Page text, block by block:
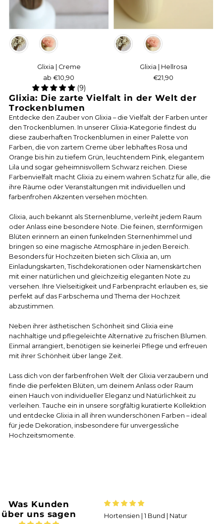
Farbe
Glixia | Creme
ab €10,90
(9)
Farbe
Glixia | Hellrosa
€21,90
Glixia: Die zarte Vielfalt in der Welt der
Trockenblumen
Entdecke den Zauber von Glixia – die Vielfalt der Farben unter
den Trockenblumen. In unserer Glixia-Kategorie findest du
diese zauberhaften Trockenblumen in einer Palette von
Farben, die von zartem Creme über lebhaftes Rosa und
Orange bis hin zu tiefem Grün, leuchtendem Pink, elegantem
Lila und sogar geheimnisvollem Schwarz reichen. Diese
Farbenvielfalt macht Glixia zu einem wahren Schatz für alle, die
ihre Räume oder Veranstaltungen mit individuellen und
farbenfrohen Akzenten versehen möchten.
Glixia, auch bekannt als Sternenblume, verleiht jedem Raum
oder Anlass eine besondere Note. Die feinen, sternförmigen
Blüten erinnern an einen funkelnden Sternenhimmel und
bringen so eine magische Atmosphäre in jeden Bereich.
Besonders für Hochzeiten bieten sich Glixia an, um
Einladungskarten, Tischdekorationen oder Namenskärtchen
mit einer natürlichen und gleichzeitig eleganten Note zu
versehen. Ihre Vielseitigkeit und Farbenpracht erlauben es, sie
perfekt auf das Farbschema und Thema der Hochzeit
abzustimmen.
Neben ihrer ästhetischen Schönheit sind Glixia eine
nachhaltige und pflegeleichte Alternative zu frischen Blumen.
Einmal arrangiert, benötigen sie keinerlei Pflege und erfreuen
mit ihrer Schönheit über lange Zeit.
Lass dich von der farbenfrohen Welt der Glixia verzaubern und
finde die perfekten Blüten, um deinem Anlass oder Raum
einen Hauch von individueller Eleganz und Natürlichkeit zu
verleihen. Tauche ein in unsere sorgfältig kuratierte Kollektion
und entdecke Glixia in all ihren wunderschönen Farben – ideal
für jede Dekoration, insbesondere für unvergessliche
Hochzeitsmomente.
Was Kunden
über uns sagen
Trockenblumenstrauss „No.
Hortensien | 1 Bund | Natur